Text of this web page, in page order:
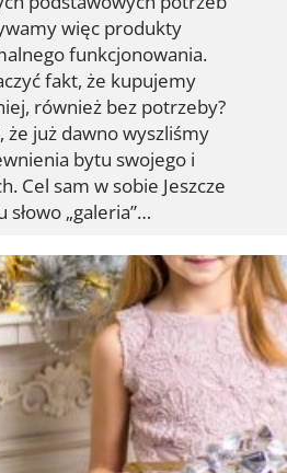
więc produkty
funkcjonowania.
fakt, że kupujemy
również bez potrzeby?
że już dawno wyszliśmy
bytu swojego i
Cel sam w sobie Jeszcze
„galeria”…